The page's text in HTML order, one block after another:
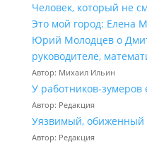
Человек, который не
Это мой город: Елена
Юрий Молодцев о
руководителе,
Автор: Михаил Ильин
У
Автор: Редакция
Уязвимый, обиженный
Автор: Редакция